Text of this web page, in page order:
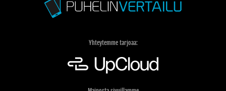
Yhteytemme tarjoaa: